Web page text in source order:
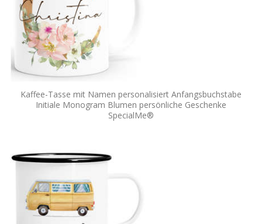
Kaffee-Tasse mit Namen personalisiert Anfangsbuchstabe
Initiale Monogram Blumen persönliche Geschenke
SpecialMe®